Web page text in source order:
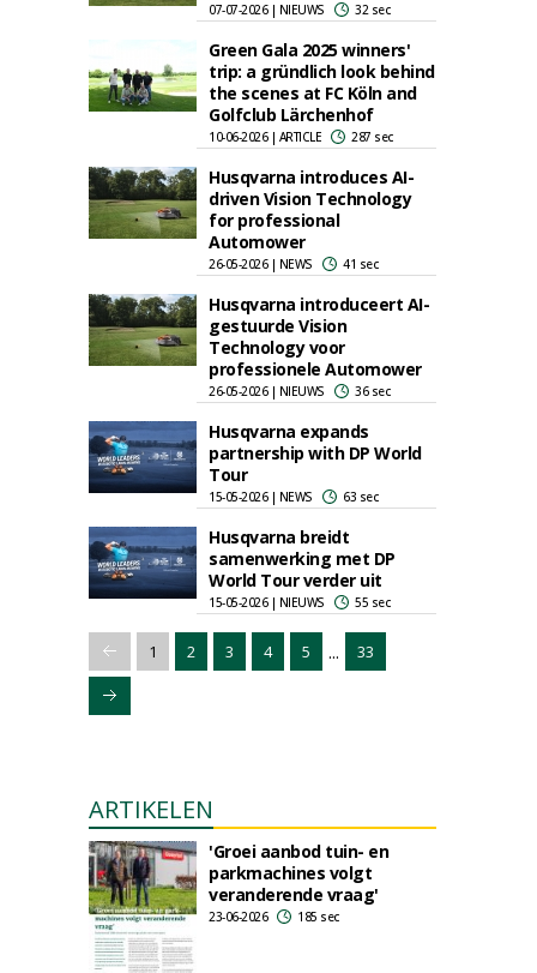
07-07-2026 | NIEUWS 32 sec
Green Gala 2025 winners'
trip: a gründlich look behind
the scenes at FC Köln and
Golfclub Lärchenhof
10-06-2026 | ARTICLE 287 sec
Husqvarna introduces AI-
driven Vision Technology
for professional
Automower
26-05-2026 | NEWS 41 sec
Husqvarna introduceert AI-
gestuurde Vision
Technology voor
professionele Automower
26-05-2026 | NIEUWS 36 sec
Husqvarna expands
partnership with DP World
Tour
15-05-2026 | NEWS 63 sec
Husqvarna breidt
samenwerking met DP
World Tour verder uit
15-05-2026 | NIEUWS 55 sec
1 2 3 4 5 ... 33
ARTIKELEN
'Groei aanbod tuin- en
parkmachines volgt
veranderende vraag'
23-06-2026 185 sec